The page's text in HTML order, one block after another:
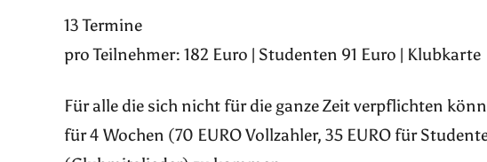
13 Termine
pro Teilnehmer: 182 Euro | Studenten 91 Euro | Klubkarte
Für alle die sich nicht für die ganze Zeit verpflichten
für 4 Wochen (70 EURO Vollzahler, 35 EURO für